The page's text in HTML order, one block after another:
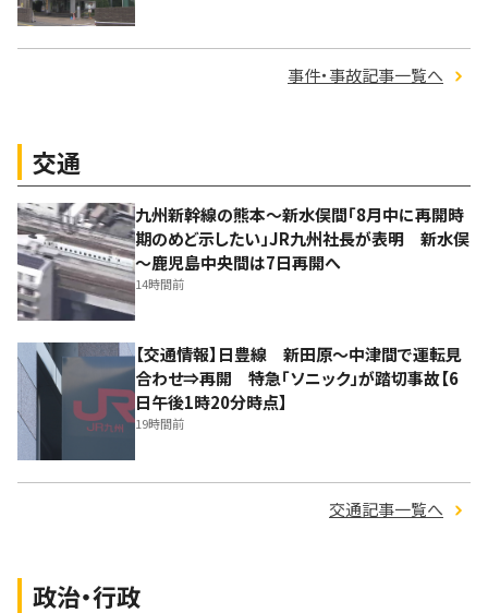
事件・事故記事一覧へ
交通
九州新幹線の熊本～新水俣間「8月中に再開時
期のめど示したい」JR九州社長が表明 新水俣
～鹿児島中央間は7日再開へ
14時間前
【交通情報】日豊線 新田原～中津間で運転見
合わせ⇒再開 特急「ソニック」が踏切事故【6
日午後1時20分時点】
19時間前
交通記事一覧へ
政治・行政